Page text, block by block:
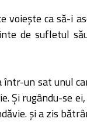
voieşte ca să-i
de sufletul
într-un sat unul
Şi rugându-se
şi a zis